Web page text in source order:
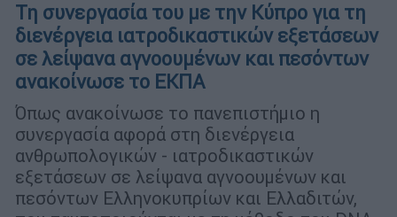
Τη συνεργασία του με την Κύπρο για τη
διενέργεια ιατροδικαστικών εξετάσεων
σε λείψανα αγνοουμένων και πεσόντων
ανακοίνωσε το ΕΚΠΑ
Όπως ανακοίνωσε το πανεπιστήμιο η
συνεργασία αφορά στη διενέργεια
ανθρωπολογικών - ιατροδικαστικών
εξετάσεων σε λείψανα αγνοουμένων και
πεσόντων Ελληνοκυπρίων και Ελλαδιτών,